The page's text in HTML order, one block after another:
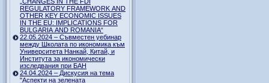
REGULATORY FRAMEWORK AND
OTHER KEY ECONOMIC ISSUES
IN THE EU: IMPLICATIONS FOR
BULGARIA AND ROMANIA“
22.05.2024 – Съвместен уебинар
между Школата по икономика към
Университета Нанкай, Китай, и
Института за икономически
изследвания при БАН
24.04.2024 – Дискусия на тема
"Аспекти на зелената